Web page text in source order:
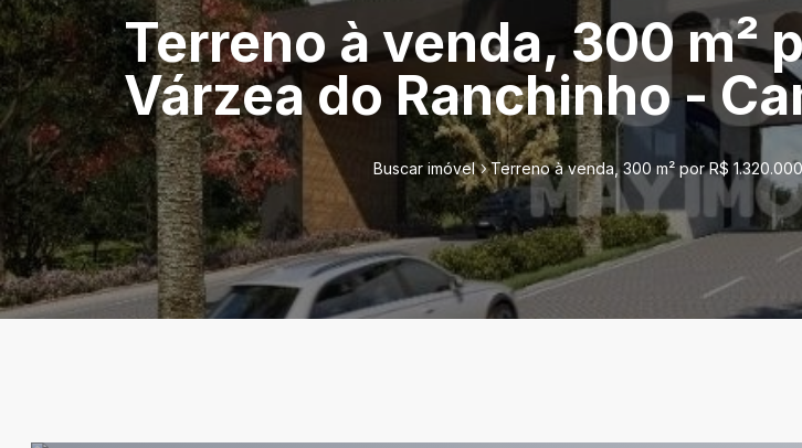
Terreno à venda, 300 m²
Várzea do Ranchinho -
Buscar imóvel Terreno à venda, 300 m² por R$